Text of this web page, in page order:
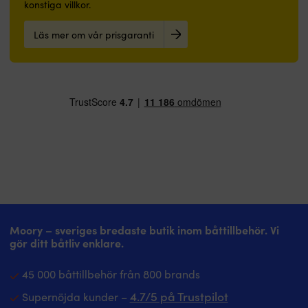
konstiga villkor.
Läs mer om vår prisgaranti
Moory – sveriges bredaste butik inom båttillbehör. Vi
gör ditt båtliv enklare.
45 000 båttillbehör från 800 brands
Supernöjda kunder – 4.7/5 på Trustpilot